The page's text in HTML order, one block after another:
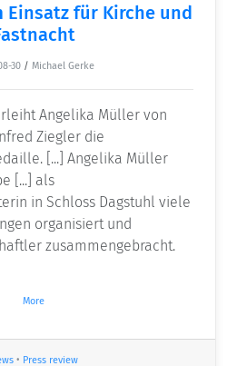
Einsatz für Kirche und
30 / Michael Gerke
Angelika Müller von
Ziegler die
[...] Angelika Müller
[...] als
in Schloss Dagstuhl viele
organisiert und
zusammengebracht.
More
• Press review